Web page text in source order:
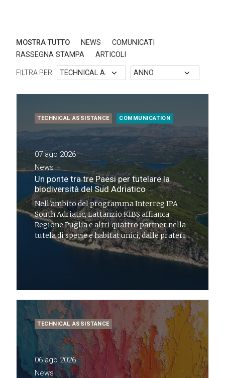
MOSTRA TUTTO NEWS
COMUNICATI
RASSEGNA STAMPA
ARTICOLI
FILTRA PER
TECHNICAL ASSISTANCE COMMUNICATION
07 ago 2026
News
Un ponte tra tre Paesi per tutelare la
biodiversità del Sud Adriatico
Nell'ambito del programma Interreg IPA
South Adriatic, Lattanzio KIBS affianca
Regione Puglia e altri quattro partner nella
tutela di specie e habitat unici, dalle praterie
submediterranee alle lagune costiere
TECHNICAL ASSISTANCE
06 ago 2026
News